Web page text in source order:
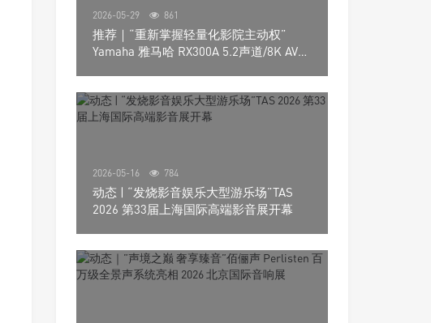
2026-05-29 861
推荐｜“重新掌握轻量化影院主动权”
Yamaha 雅马哈 RX300A 5.2声道/8K AV放
2026-05-16 784
动态 | “发烧影音娱乐大型游乐场”TAS
2026 第33届上海国际高端影音展开幕